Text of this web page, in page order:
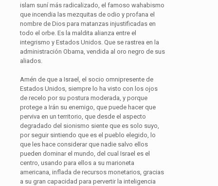
islam suní más radicalizado, el famoso wahabismo
que incendia las mezquitas de odio y profana el
nombre de Dios para matanzas injustificadas en
todo el orbe. Es la maldita alianza entre el
integrismo y Estados Unidos. Que se rastrea en la
administración Obama, vendida al oro negro de sus
aliados.
Amén de que a Israel, el socio omnipresente de
Estados Unidos, siempre lo ha visto con los ojos
de recelo por su postura moderada, y porque
protege a Irán su enemigo, que puede hacer que
perviva en un territorio, que desde el aspecto
degradado del sionismo siente que es solo suyo,
por seguir sintiendo que es el pueblo elegido, lo
que les hace considerar que nadie salvo ellos
pueden dominar el mundo, del cual Israel es el
centro, usando para ellos a su marioneta
americana, inflada de recursos monetarios, gracias
a su gran capacidad para pervertir la inteligencia